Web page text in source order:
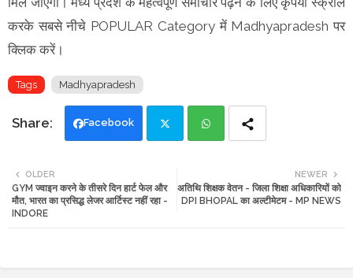
करके सबसे नीचे POPULAR Category में Madhyapradesh पर
क्लिक करें।
Tags Madhyapradesh
Facebook
tte ats
NEWER
अतिथि शिक्षक वेतन - जिला शिक्षा अधिकारियों को
DPI BHOPAL का अल्टीमेटम - MP NEWS
OLDER
GYM ज्वाइन करने के तीसरे दिन हार्ट फेल और
मौत, भारत का प्रसिद्ध लेजर आर्टिस्ट नहीं रहा -
INDORE